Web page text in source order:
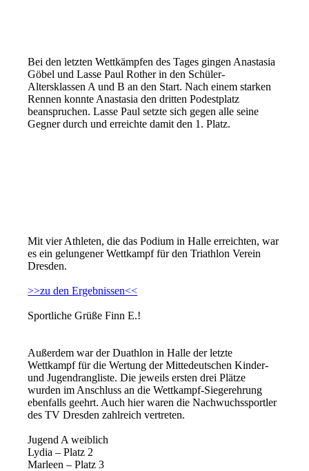
Bei den letzten Wettkämpfen des Tages gingen Anastasia
Göbel und Lasse Paul Rother in den Schüler-
Altersklassen A und B an den Start. Nach einem starken
Rennen konnte Anastasia den dritten Podestplatz
beanspruchen. Lasse Paul setzte sich gegen alle seine
Gegner durch und erreichte damit den 1. Platz.
Mit vier Athleten, die das Podium in Halle erreichten, war
es ein gelungener Wettkampf für den Triathlon Verein
Dresden.
>>zu den Ergebnissen<<
Sportliche Grüße Finn E.!
Außerdem war der Duathlon in Halle der letzte
Wettkampf für die Wertung der Mittedeutschen Kinder-
und Jugendrangliste. Die jeweils ersten drei Plätze
wurden im Anschluss an die Wettkampf-Siegerehrung
ebenfalls geehrt. Auch hier waren die Nachwuchssportler
des TV Dresden zahlreich vertreten.
Jugend A weiblich
Lydia – Platz 2
Marleen – Platz 3